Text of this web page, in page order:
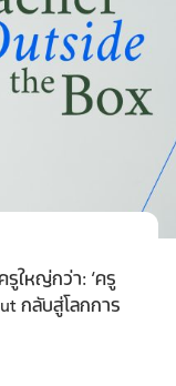
รูใหญ่กว่า: ‘ครู
กลับสู่โลกการ